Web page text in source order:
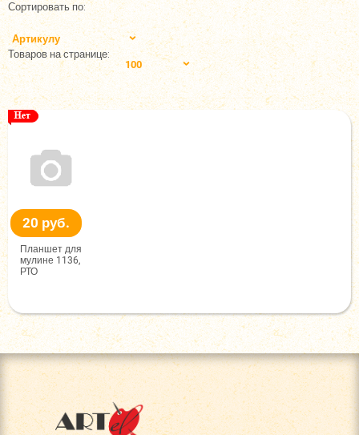
Сортировать по:
Артикулу
Товаров на странице:
100
20 руб.
Планшет для
мулине 1136,
РТО